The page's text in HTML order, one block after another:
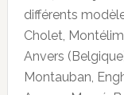
différents
Cholet,
Anvers
Montauban,